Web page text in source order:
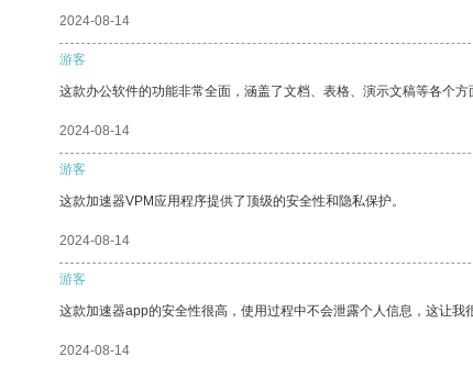
2024-08-14
游客
这款办公软件的功能非常全面，涵盖了文档、表格、演示文稿等各个
2024-08-14
游客
这款加速器VPM应用程序提供了顶级的安全性和隐私保护。
2024-08-14
游客
这款加速器app的安全性很高，使用过程中不会泄露个人信息，这让
2024-08-14